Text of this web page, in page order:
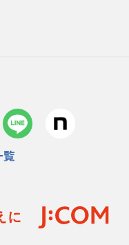
覧